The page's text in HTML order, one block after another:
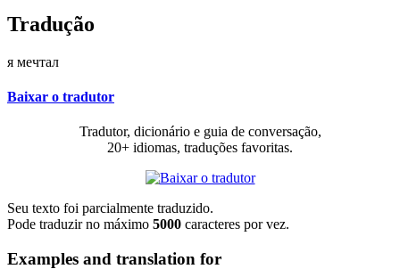
Tradução
я мечтал
Baixar o tradutor
Tradutor, dicionário e guia de conversação,
20+ idiomas, traduções favoritas.
Seu texto foi parcialmente traduzido.
Pode traduzir no máximo 5000 caracteres por vez.
Examples and translation for